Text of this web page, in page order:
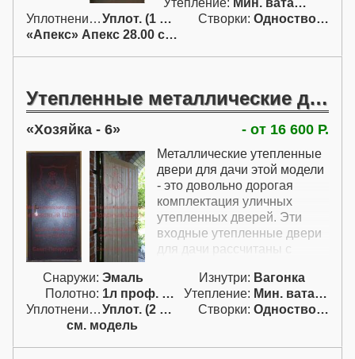
будет обладать
максимальным утеплением.
Уплотнение:
Уплот. (1 конт.) Створки:
Одностворчатая (А)
«Апекс» Апекс 28.00 с ручк.
Утепленные металлические двери для дачи
Хозяйка - 6 - от 16 600 Р.
Металлические утепленные
двери для дачи этой модели
- это довольно дорогая
комплектация уличных
утепленных дверей. Эти
входные утепленные двери
для дачи рассчитаны с
снаружи и замком Эльбор,
который относится к классу
Выше среднего. Теплые
в этой комплектации
Снаружи: Эмаль Изнутри: Вагонка
Полотно:
1л проф. двойн. Утепление:
Мин. вата / пенопл.
Уплотнение:
Уплот. (2 конт.) Створки:
Одностворчатая (А)
см. модель